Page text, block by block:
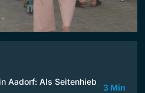
Aadorf: Als Seitenhieb
3 Min